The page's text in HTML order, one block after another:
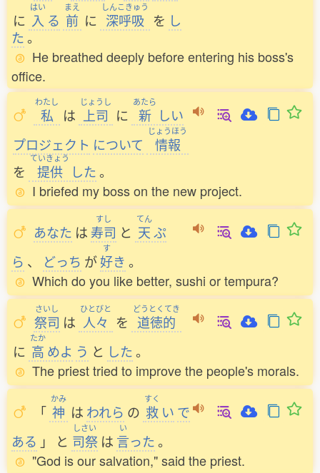
に
はい
入 る
まえ
前 に
しんこきゅう
深呼吸 を し
た。
He breathed deeply before entering his boss's
office.
わたし
私 は
じょうし
上司 に
あたら
新 しい
プロジェクト について
じょうほう
情報
を
ていきょう
提供 した。
I briefed my boss on the new project.
あなた は
すし
寿司 と
てん
天ぷ
ら 、 どっち が
す
好き 。
Which do you like better, sushi or tempura?
さいし
祭司 は
ひとびと
人々 を
どうとくてき
道徳的
に
たか
高 めよ う と した。
The priest tried to improve the people's morals.
「
かみ
神 は われら の
すく
救 い で
ある 」 と
しさい
司祭 は
い
言った。
"God is our salvation," said the priest.